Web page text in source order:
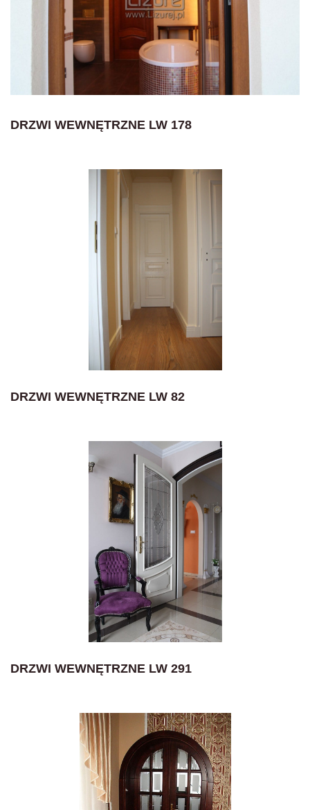
DRZWI WEWNĘTRZNE LW 178
DRZWI WEWNĘTRZNE LW 82
DRZWI WEWNĘTRZNE LW 291